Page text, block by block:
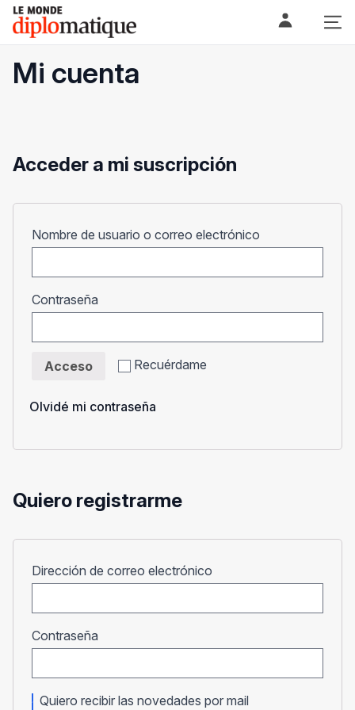
Skip
content
Le monde diplomatique
Mi cuenta
Acceder a mi suscripción
Nombre de usuario o correo electrónico
Contraseña
Recuérdame
Acceso
Olvidé mi contraseña
Quiero registrarme
Dirección de correo electrónico
Contraseña
Quiero recibir las novedades por mail